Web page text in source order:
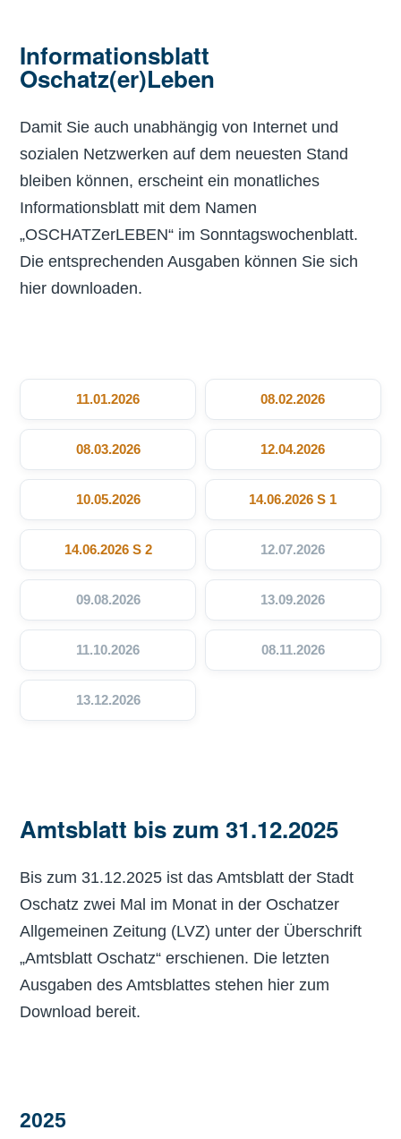
Informationsblatt
Oschatz(er)Leben
Damit Sie auch unabhängig von Internet und
sozialen Netzwerken auf dem neuesten Stand
bleiben können, erscheint ein monatliches
Informationsblatt mit dem Namen
„OSCHATZerLEBEN“ im Sonntagswochenblatt.
Die entsprechenden Ausgaben können Sie sich
hier downloaden.
11.01.2026 08.02.2026
08.03.2026 12.04.2026
10.05.2026 14.06.2026 S 1
14.06.2026 S 2 12.07.2026
09.08.2026 13.09.2026
11.10.2026 08.11.2026
13.12.2026
Amtsblatt bis zum 31.12.2025
Bis zum 31.12.2025 ist das Amtsblatt der Stadt
Oschatz zwei Mal im Monat in der Oschatzer
Allgemeinen Zeitung (LVZ) unter der Überschrift
„Amtsblatt Oschatz“ erschienen. Die letzten
Ausgaben des Amtsblattes stehen hier zum
Download bereit.
2025